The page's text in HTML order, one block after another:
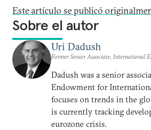
Este artículo se publicó
Sobre el autor
Uri Dadush
Former Senior Associate, International
Dadush was a senior
Endowment for
focuses on trends in the
is currently tracking
eurozone crisis.